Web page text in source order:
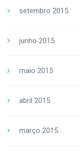
setembro 2015
junho 2015
maio 2015
abril 2015
março 2015